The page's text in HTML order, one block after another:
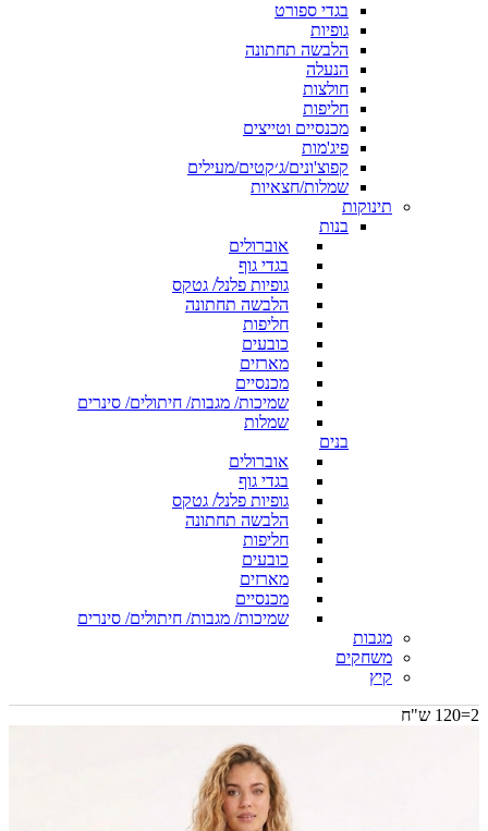
בגדי ספורט
גופיות
הלבשה תחתונה
הנעלה
חולצות
חליפות
מכנסיים וטייצים
פיג'מות
קפוצ'ונים/ג׳קטים/מעילים
שמלות/חצאיות
תינוקות
בנות
אוברולים
בגדי גוף
גופיות פלנל/ גטקס
הלבשה תחתונה
חליפות
כובעים
מארזים
מכנסיים
שמיכות/ מגבות/ חיתולים/ סינרים
שמלות
בנים
אוברולים
בגדי גוף
גופיות פלנל/ גטקס
הלבשה תחתונה
חליפות
כובעים
מארזים
מכנסיים
שמיכות/ מגבות/ חיתולים/ סינרים
מגבות
משחקים
קיץ
2=120 ש"ח